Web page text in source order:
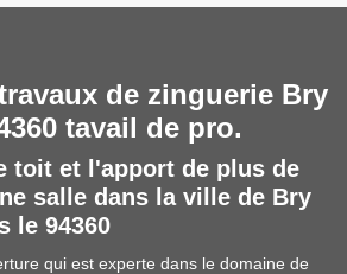
de zinguerie Bry
tavail de pro.
toit et l'apport de plus de
salle dans la ville de Bry
le 94360
qui est experte dans le domaine de